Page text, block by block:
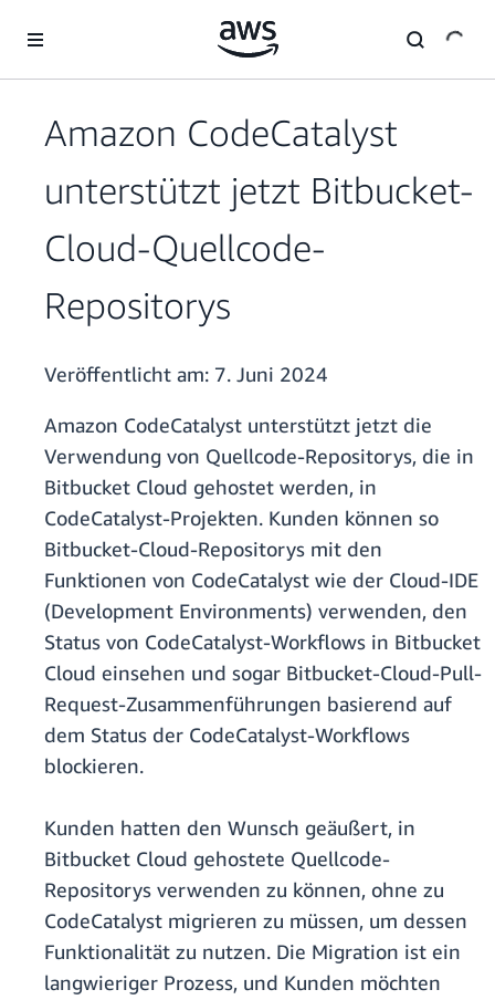
Überspringen zum Hauptinhalt
Amazon CodeCatalyst
unterstützt jetzt Bitbucket-
Cloud-Quellcode-
Repositorys
Veröffentlicht am: 7. Juni 2024
Amazon CodeCatalyst unterstützt jetzt die
Verwendung von Quellcode-Repositorys, die in
Bitbucket Cloud gehostet werden, in
CodeCatalyst-Projekten. Kunden können so
Bitbucket-Cloud-Repositorys mit den
Funktionen von CodeCatalyst wie der Cloud-IDE
(Development Environments) verwenden, den
Status von CodeCatalyst-Workflows in Bitbucket
Cloud einsehen und sogar Bitbucket-Cloud-Pull-
Request-Zusammenführungen basierend auf
dem Status der CodeCatalyst-Workflows
blockieren.
Kunden hatten den Wunsch geäußert, in
Bitbucket Cloud gehostete Quellcode-
Repositorys verwenden zu können, ohne zu
CodeCatalyst migrieren zu müssen, um dessen
Funktionalität zu nutzen. Die Migration ist ein
langwieriger Prozess, und Kunden möchten